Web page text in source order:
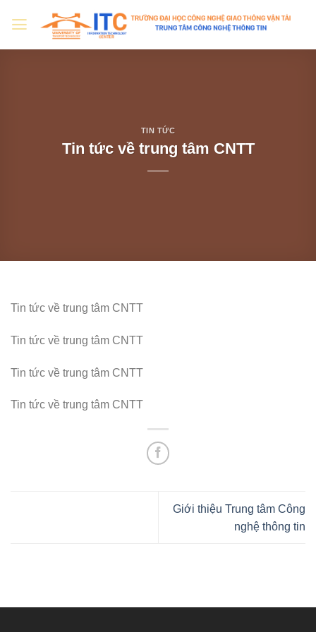
TIN TỨC
Tin tức về trung tâm CNTT
Tin tức về trung tâm CNTT
Tin tức về trung tâm CNTT
Tin tức về trung tâm CNTT
Tin tức về trung tâm CNTT
Giới thiệu Trung tâm Công
nghệ thông tin